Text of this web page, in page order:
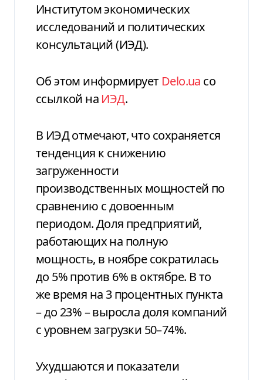
Институтом экономических
исследований и политических
консультаций (ИЭД).
Об этом информирует Delo.ua со
ссылкой на ИЭД.
В ИЭД отмечают, что сохраняется
тенденция к снижению
загруженности
производственных мощностей по
сравнению с довоенным
периодом. Доля предприятий,
работающих на полную
мощность, в ноябре сократилась
до 5% против 6% в октябре. В то
же время на 3 процентных пункта
– до 23% – выросла доля компаний
с уровнем загрузки 50–74%.
Ухудшаются и показатели